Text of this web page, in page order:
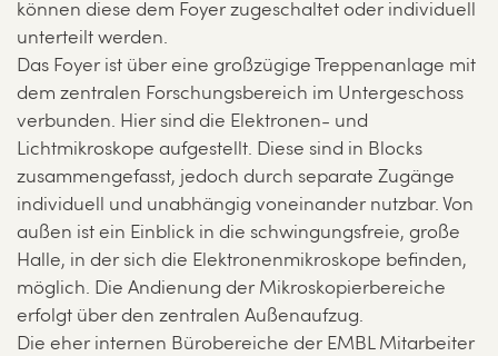
können diese dem Foyer zugeschaltet oder individuell
unterteilt werden.
Das Foyer ist über eine großzügige Treppenanlage mit
dem zentralen Forschungsbereich im Untergeschoss
verbunden. Hier sind die Elektronen- und
Lichtmikroskope aufgestellt. Diese sind in Blocks
zusammengefasst, jedoch durch separate Zugänge
individuell und unabhängig voneinander nutzbar. Von
außen ist ein Einblick in die schwingungsfreie, große
Halle, in der sich die Elektronenmikroskope befinden,
möglich. Die Andienung der Mikroskopierbereiche
erfolgt über den zentralen Außenaufzug.
Die eher internen Bürobereiche der EMBL Mitarbeiter